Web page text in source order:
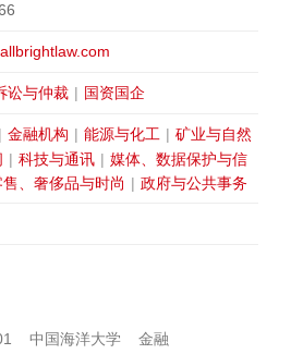
讼与仲裁 | 国资国企
| 金融机构 | 能源与化工 | 矿业与自然
| 科技与通讯 | 媒体、数据保护与信
售、奢侈品与时尚 | 政府与公共事务
中国海洋大学 金融